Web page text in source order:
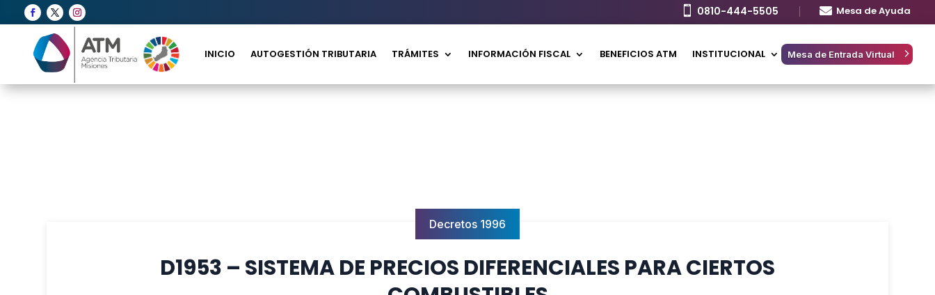
 0810-444-5505  Mesa de Ayuda
INICIO AUTOGESTIÓN TRIBUTARIA TRÁMITES INFORMACIÓN FISCAL BENEFICIOS ATM INSTITUCIONAL Mesa de Entrada Virtual
Decretos 1996
D1953 – SISTEMA DE PRECIOS DIFERENCIALES PARA CIERTOS